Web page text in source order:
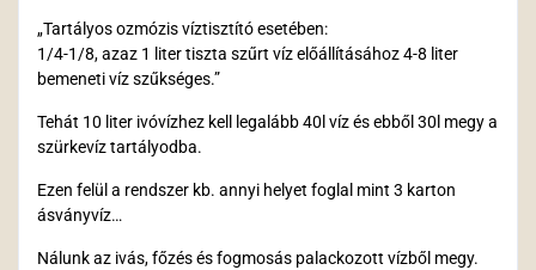
„Tartályos ozmózis víztisztító esetében:
1/4-1/8, azaz 1 liter tiszta szűrt víz előállításához 4-8 liter
bemeneti víz szűkséges.”
Tehát 10 liter ivóvízhez kell legalább 40l víz és ebből 30l megy a
szürkevíz tartályodba.
Ezen felül a rendszer kb. annyi helyet foglal mint 3 karton
ásványvíz…
Nálunk az ivás, főzés és fogmosás palackozott vízből megy.